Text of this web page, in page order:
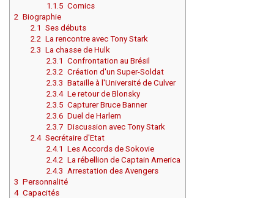
1.1.5 Comics
2 Biographie
2.1 Ses débuts
2.2 La rencontre avec Tony Stark
2.3 La chasse de Hulk
2.3.1
Confrontation au Brésil
2.3.2 Création d'un Super-Soldat
2.3.3 Bataille à l'Université de Culver
2.3.4 Le retour de Blonsky
2.3.5 Capturer Bruce Banner
2.3.6 Duel de Harlem
2.3.7 Discussion avec Tony Stark
2.4 Secrétaire d'Etat
2.4.1
Les Accords de Sokovie
2.4.2 La rébellion de Captain America
2.4.3 Arrestation des Avengers
3 Personnalité
4 Capacités